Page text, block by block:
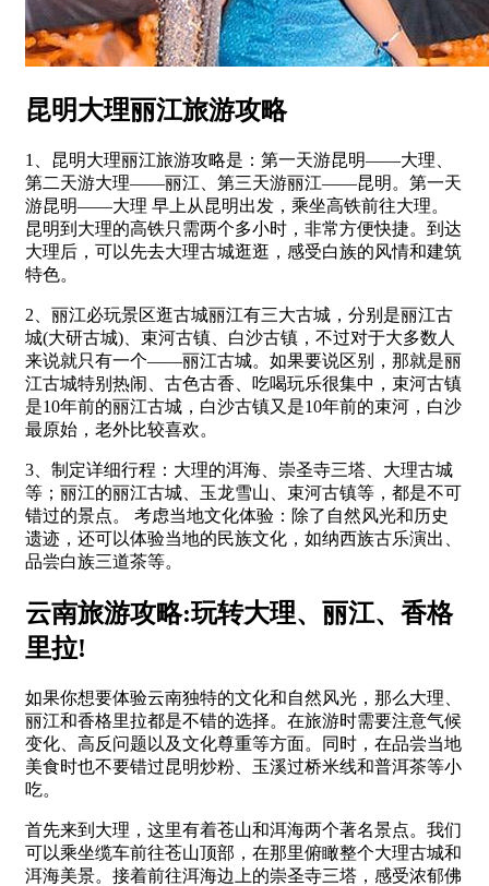
昆明大理丽江旅游攻略
1、昆明大理丽江旅游攻略是：第一天游昆明——大理、
第二天游大理——丽江、第三天游丽江——昆明。第一天
游昆明——大理 早上从昆明出发，乘坐高铁前往大理。
昆明到大理的高铁只需两个多小时，非常方便快捷。到达
大理后，可以先去大理古城逛逛，感受白族的风情和建筑
特色。
2、丽江必玩景区逛古城丽江有三大古城，分别是丽江古
城(大研古城)、束河古镇、白沙古镇，不过对于大多数人
来说就只有一个——丽江古城。如果要说区别，那就是丽
江古城特别热闹、古色古香、吃喝玩乐很集中，束河古镇
是10年前的丽江古城，白沙古镇又是10年前的束河，白沙
最原始，老外比较喜欢。
3、制定详细行程：大理的洱海、崇圣寺三塔、大理古城
等；丽江的丽江古城、玉龙雪山、束河古镇等，都是不可
错过的景点。 考虑当地文化体验：除了自然风光和历史
遗迹，还可以体验当地的民族文化，如纳西族古乐演出、
品尝白族三道茶等。
云南旅游攻略:玩转大理、丽江、香格
里拉!
如果你想要体验云南独特的文化和自然风光，那么大理、
丽江和香格里拉都是不错的选择。在旅游时需要注意气候
变化、高反问题以及文化尊重等方面。同时，在品尝当地
美食时也不要错过昆明炒粉、玉溪过桥米线和普洱茶等小
吃。
首先来到大理，这里有着苍山和洱海两个著名景点。我们
可以乘坐缆车前往苍山顶部，在那里俯瞰整个大理古城和
洱海美景。接着前往洱海边上的崇圣寺三塔，感受浓郁佛